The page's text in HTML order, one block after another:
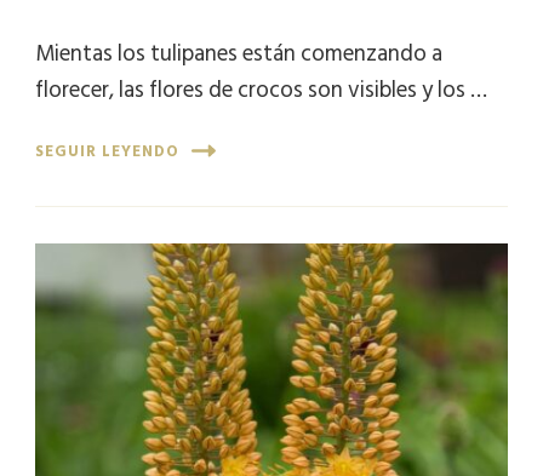
Mientas los tulipanes están comenzando a
florecer, las flores de crocos son visibles y los …
SEGUIR LEYENDO